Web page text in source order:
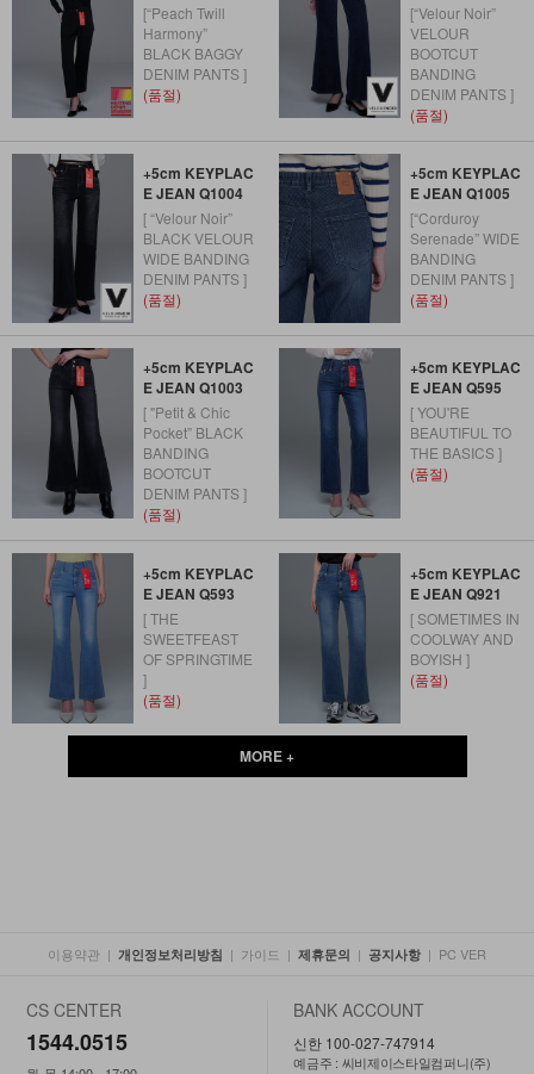
[“Peach Twill
Harmony”
BLACK BAGGY
DENIM PANTS ]
(품절)
[“Velour Noir”
VELOUR
BOOTCUT
BANDING
DENIM PANTS ]
(품절)
+5cm KEYPLAC
E JEAN Q1004
[ “Velour Noir”
BLACK VELOUR
WIDE BANDING
DENIM PANTS ]
(품절)
+5cm KEYPLAC
E JEAN Q1005
[“Corduroy
Serenade” WIDE
BANDING
DENIM PANTS ]
(품절)
+5cm KEYPLAC
E JEAN Q1003
[ "Petit & Chic
Pocket” BLACK
BANDING
BOOTCUT
DENIM PANTS ]
(품절)
+5cm KEYPLAC
E JEAN Q595
[ YOU'RE
BEAUTIFUL TO
THE BASICS ]
(품절)
+5cm KEYPLAC
E JEAN Q593
[ THE
SWEETFEAST
OF SPRINGTIME
]
(품절)
+5cm KEYPLAC
E JEAN Q921
[ SOMETIMES IN
COOLWAY AND
BOYISH ]
(품절)
MORE +
이용약관 | 개인정보처리방침 | 가이드 | 제휴문의 | 공지사항 | PC VER
CS CENTER
1544.0515
BANK ACCOUNT
신한 100-027-747914
예금주 : 씨비제이스타일컴퍼니(주)